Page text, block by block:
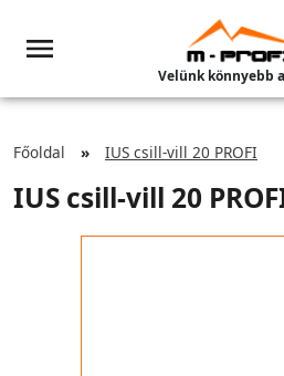
Velünk könnyebb
Főoldal IUS csill-vill 20 PROFI
IUS csill-vill 20